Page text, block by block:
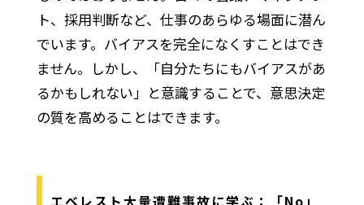
ト、採用判断など、仕事のあらゆる場面に潜ん
でいます。バイアスを完全になくすことはでき
ません。しかし、「自分たちにもバイアスがあ
るかもしれない」と意識することで、意思決定
の質を高めることはできます。